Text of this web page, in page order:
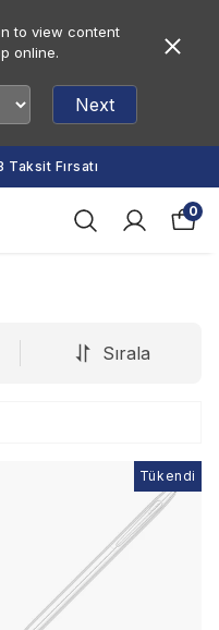
to view content
online.
Next
Taksit Fırsatı
0
Sırala
Tükendi
Tükendi